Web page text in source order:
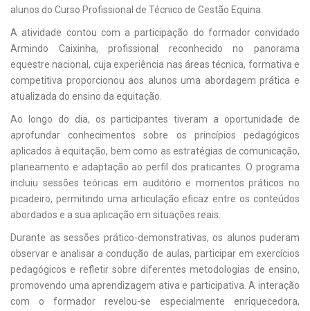
alunos do Curso Profissional de Técnico de Gestão Equina.
A atividade contou com a participação do formador convidado
Armindo Caixinha, profissional reconhecido no panorama
equestre nacional, cuja experiência nas áreas técnica, formativa e
competitiva proporcionou aos alunos uma abordagem prática e
atualizada do ensino da equitação.
Ao longo do dia, os participantes tiveram a oportunidade de
aprofundar conhecimentos sobre os princípios pedagógicos
aplicados à equitação, bem como as estratégias de comunicação,
planeamento e adaptação ao perfil dos praticantes. O programa
incluiu sessões teóricas em auditório e momentos práticos no
picadeiro, permitindo uma articulação eficaz entre os conteúdos
abordados e a sua aplicação em situações reais.
Durante as sessões prático-demonstrativas, os alunos puderam
observar e analisar a condução de aulas, participar em exercícios
pedagógicos e refletir sobre diferentes metodologias de ensino,
promovendo uma aprendizagem ativa e participativa. A interação
com o formador revelou-se especialmente enriquecedora,